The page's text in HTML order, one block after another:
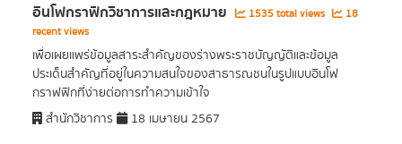
อินโฟกราฟิกวิชาการและกฎหมาย 1535 total views
18
recent views
เพื่อเผยแพร่ข้อมูลสาระสำคัญของร่างพระราชบัญญัติและข้อมูล
ประเด็นสำคัญที่อยู่ในความสนใจของสาธารณชนในรูปแบบอินโฟ
กราฟฟิกที่ง่ายต่อการทำความเข้าใจ
สำนักวิชาการ
18 เมษายน 2567